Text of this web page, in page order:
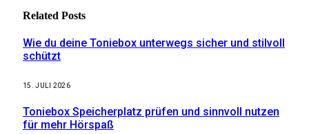
Related Posts
Wie du deine Toniebox unterwegs sicher und stilvoll
schützt
15. JULI 2026
Toniebox Speicherplatz prüfen und sinnvoll nutzen
für mehr Hörspaß